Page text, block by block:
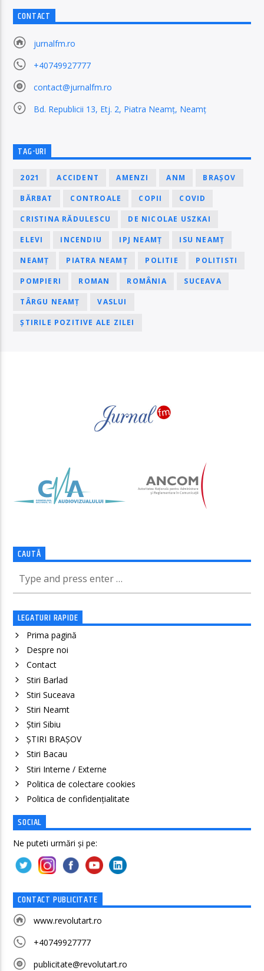
CONTACT
jurnalfm.ro
+40749927777
contact@jurnalfm.ro
Bd. Republicii 13, Etj. 2, Piatra Neamț, Neamț
TAG-URI
2021 ACCIDENT AMENZI ANM BRAȘOV
BĂRBAT CONTROALE COPII COVID
CRISTINA RĂDULESCU DE NICOLAE USZKAI
ELEVI INCENDIU IPJ NEAMȚ ISU NEAMȚ
NEAMȚ PIATRA NEAMȚ POLITIE POLITISTI
POMPIERI ROMAN ROMÂNIA SUCEAVA
TÂRGU NEAMȚ VASLUI
ȘTIRILE POZITIVE ALE ZILEI
CAUTĂ
LEGATURI RAPIDE
Prima pagină
Despre noi
Contact
Stiri Barlad
Stiri Suceava
Stiri Neamt
Știri Sibiu
ȘTIRI BRAȘOV
Stiri Bacau
Stiri Interne / Externe
Politica de colectare cookies
Politica de confidenţialitate
SOCIAL
Ne puteti urmări și pe:
CONTACT PUBLICITATE
www.revolutart.ro
+40749927777
publicitate@revolutart.ro